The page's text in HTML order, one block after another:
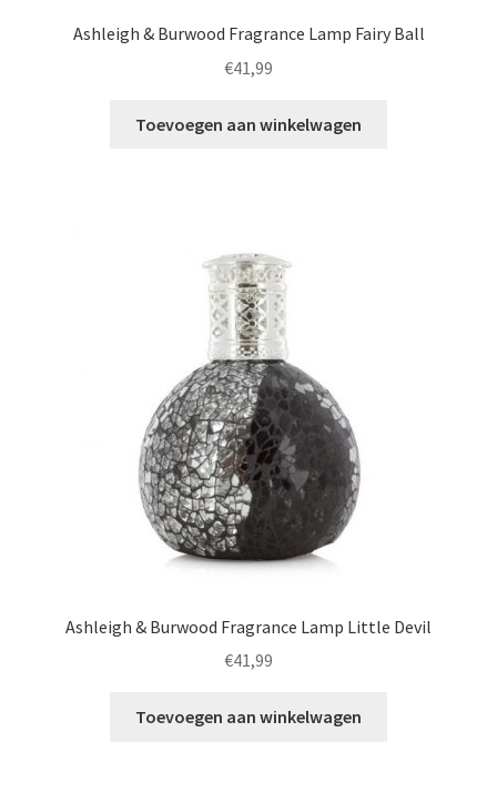
Ashleigh & Burwood Fragrance Lamp Fairy Ball
€41,99
Toevoegen aan winkelwagen
Ashleigh & Burwood Fragrance Lamp Little Devil
€41,99
Toevoegen aan winkelwagen